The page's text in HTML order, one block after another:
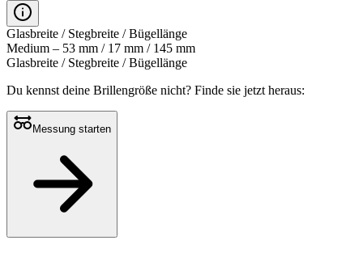
Glasbreite / Stegbreite / Bügellänge
Medium – 53 mm / 17 mm / 145 mm
Glasbreite / Stegbreite / Bügellänge
Du kennst deine Brillengröße nicht? Finde sie jetzt heraus:
Messung starten